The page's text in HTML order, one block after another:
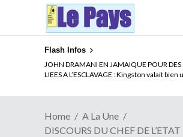
Flash Infos
JOHN DRAMANI EN JAMAIQUE POUR
LIEES A L’ESCLAVAGE : Kingston valait
ELECTION DE TALON A LA TETE DU
Quand Patrice quitte le pouvoir sans partir
Home
A La Une
DISCOURS DU CHEF DE L’ETAT